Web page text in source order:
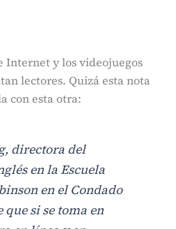
Internet y los videojuegos
lectores. Quizá esta nota
con esta otra:
directora del
en la Escuela
en el Condado
si se toma en